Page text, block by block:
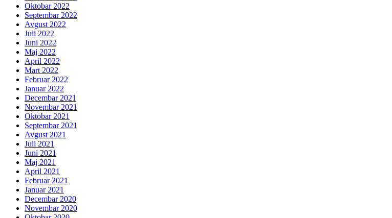
Oktobar 2022
Septembar 2022
Avgust 2022
Juli 2022
Juni 2022
Maj 2022
April 2022
Mart 2022
Februar 2022
Januar 2022
Decembar 2021
Novembar 2021
Oktobar 2021
Septembar 2021
Avgust 2021
Juli 2021
Juni 2021
Maj 2021
April 2021
Februar 2021
Januar 2021
Decembar 2020
Novembar 2020